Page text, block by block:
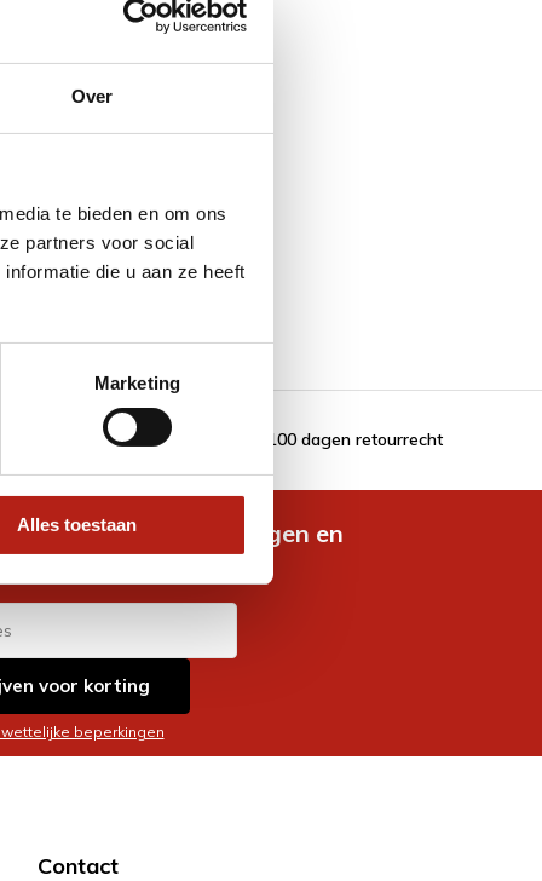
Over
te bieden en om ons
partners voor social
die u aan ze heeft
Marketing
Alles toestaan
100 dagen retourrecht
nieuwste aanbiedingen en
voor korting
beperkingen
Contact